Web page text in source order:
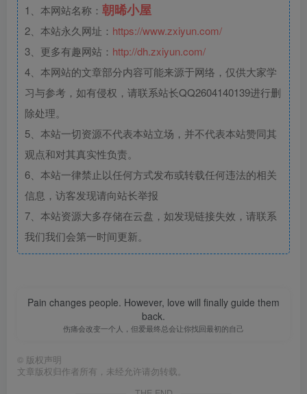
1、本网站名称： 朝晞小屋
2、本站永久网址： https://www.zxiyun.com/
3、更多有趣网站： http://dh.zxiyun.com/
4、本网站的文章部分内容可能来源于网络，仅供大家学
习与参考，如有侵权，请联系站长QQ2604140139进行删
除处理。
5、本站一切资源不代表本站立场，并不代表本站赞同其
观点和对其真实性负责。
6、本站一律禁止以任何方式发布或转载任何违法的相关
信息，访客发现请向站长举报
7、本站资源大多存储在云盘，如发现链接失效，请联系
我们我们会第一时间更新。
Pain changes people. However, love will finally guide them
back.
伤痛会改变一个人，但爱最终总会让你找回最初的自己
© 版权声明
文章版权归作者所有，未经允许请勿转载。